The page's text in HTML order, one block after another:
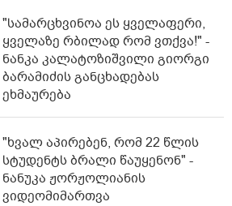
"სა­მარ­ცხვი­ნოა ეს ყვე­ლა­ფე­რი,
ყვე­ლა­ზე რბი­ლად რომ ვთქვა!" -
ნანკა კალატოზიშვილი გიორგი
ბარამიძის განცხადებას
ეხმაურება
"ხვალ აპირებენ, რომ 22 წლის
სტუდენტს ბრალი წაუყენონ" -
ნანუკა ჟორჟოლიანის
ვიდეომიმართვა